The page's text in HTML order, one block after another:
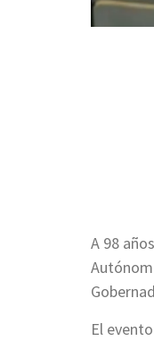
A 98
El